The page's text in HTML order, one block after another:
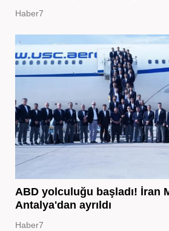
Haber7
ABD yolculuğu başladı! İran
Antalya'dan ayrıldı
Haber7